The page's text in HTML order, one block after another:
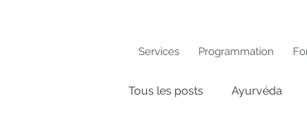
Services Programmation
Tous les posts Ayurvéda